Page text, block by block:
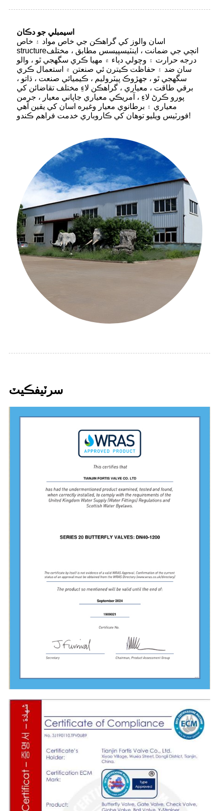
اسيمبلي جو دڪان
اسان والوز کي گراهڪن جي خاص مواد ۽ خاص
structureانچي جي ضمانت ، اينٽيسپيسس مطابق ، مختلف
درجه حرارت ۽ وچولي دٻاء ۾ مهيا ڪري سگهجي ٿو ، والو
سان ضد ۽ حفاظت ڪيترن ئي صنعتن ۾ استعمال ڪري
سگهجي ٿو ، جهڙوڪ پيٽروليم ، ڪيميائي صنعت ، ڌاتو ،
برقي طاقت ، معياري ، گراهڪن لاءِ مختلف تقاضائن کي
پورو ڪرڻ لاءِ ، آمريڪي معياري جاپاني معيار ، جرمن
معياري ۽ برطانوي معيار وغيره اسان کي يقين آهي
فورٽيس ويليو توهان کي ڪاروباري خدمت فراهم ڪندو!
سرٽيفڪيٽ